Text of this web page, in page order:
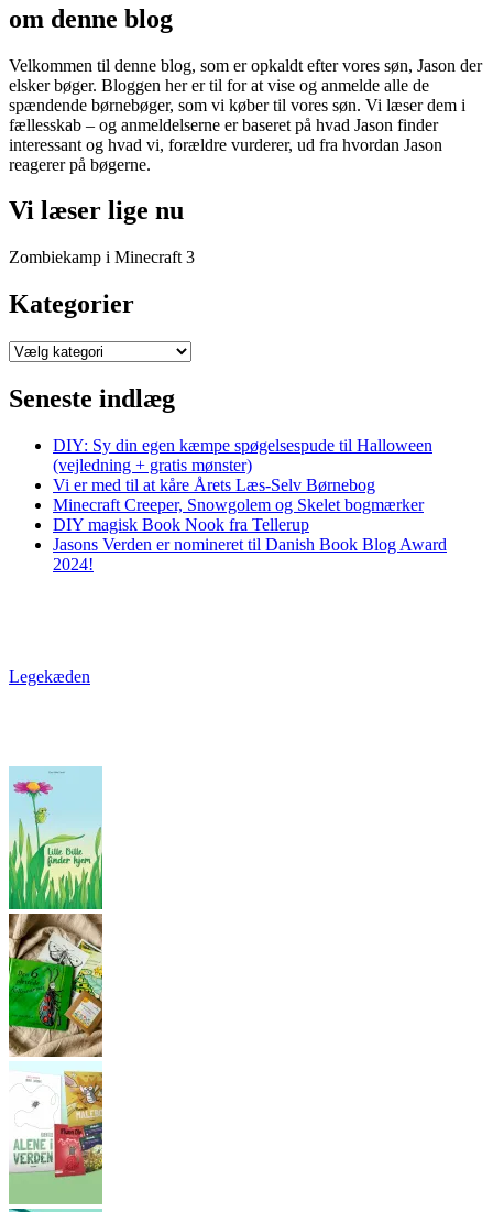
om denne blog
Velkommen til denne blog, som er opkaldt efter vores søn, Jason der
elsker bøger. Bloggen her er til for at vise og anmelde alle de
spændende børnebøger, som vi køber til vores søn. Vi læser dem i
fællesskab – og anmeldelserne er baseret på hvad Jason finder
interessant og hvad vi, forældre vurderer, ud fra hvordan Jason
reagerer på bøgerne.
Vi læser lige nu
Zombiekamp i Minecraft 3
Kategorier
Kategorier
Seneste indlæg
DIY: Sy din egen kæmpe spøgelsespude til Halloween
(vejledning + gratis mønster)
Vi er med til at kåre Årets Læs-Selv Børnebog
Minecraft Creeper, Snowgolem og Skelet bogmærker
DIY magisk Book Nook fra Tellerup
Jasons Verden er nomineret til Danish Book Blog Award
2024!
Legekæden